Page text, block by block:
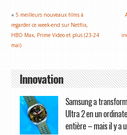
«5 meilleurs nouveaux films à
regarder ce week-end sur Netflix,
HBO Max, Prime Video et plus (23-24
mai)
Innovation
Samsung a
Ultra 2 en un
entière – mais il y a